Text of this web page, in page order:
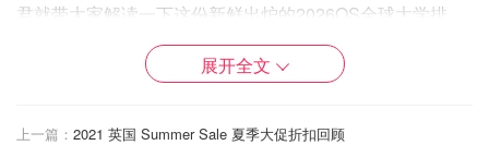
君就带大家解读一下这份新鲜出炉的2026QS全球大学排
名！更有英国高校排名解读等你解锁！想要了解更多QS排
名相关信息以及学科排名的同学，可以戳戳下面链接进行一
展开全文
上一篇： 2021 英国 Summer Sale 夏季大促折扣回顾